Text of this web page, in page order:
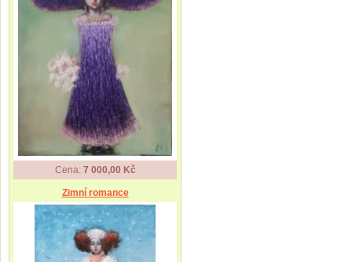
Cena: 7 000,00 Kč
Zimní romance